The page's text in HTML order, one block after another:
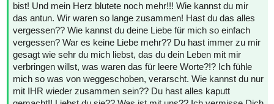
bist! Und mein Herz blutete noch mehr!!! Wie kannst du mir
das antun. Wir waren so lange zusammen! Hast du das alles
vergessen?? Wie kannst du deine Liebe für mich so einfach
vergessen? War es keine Liebe mehr?? Du hast immer zu mir
gesagt wie sehr du mich liebst, das du dein Leben mit mir
verbringen willst, was waren das für leere Worte?!? Ich fühle
mich so was von weggeschoben, verarscht. Wie kannst du nur
mit IHR wieder zusammen sein?? Du hast alles kaputt